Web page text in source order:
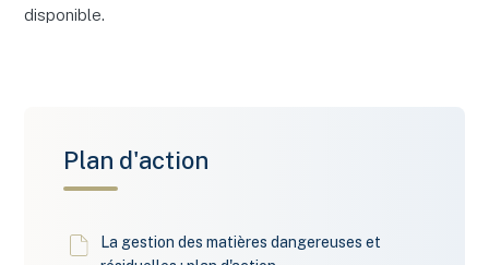
disponible.
Plan d'action
La gestion des matières dangereuses et